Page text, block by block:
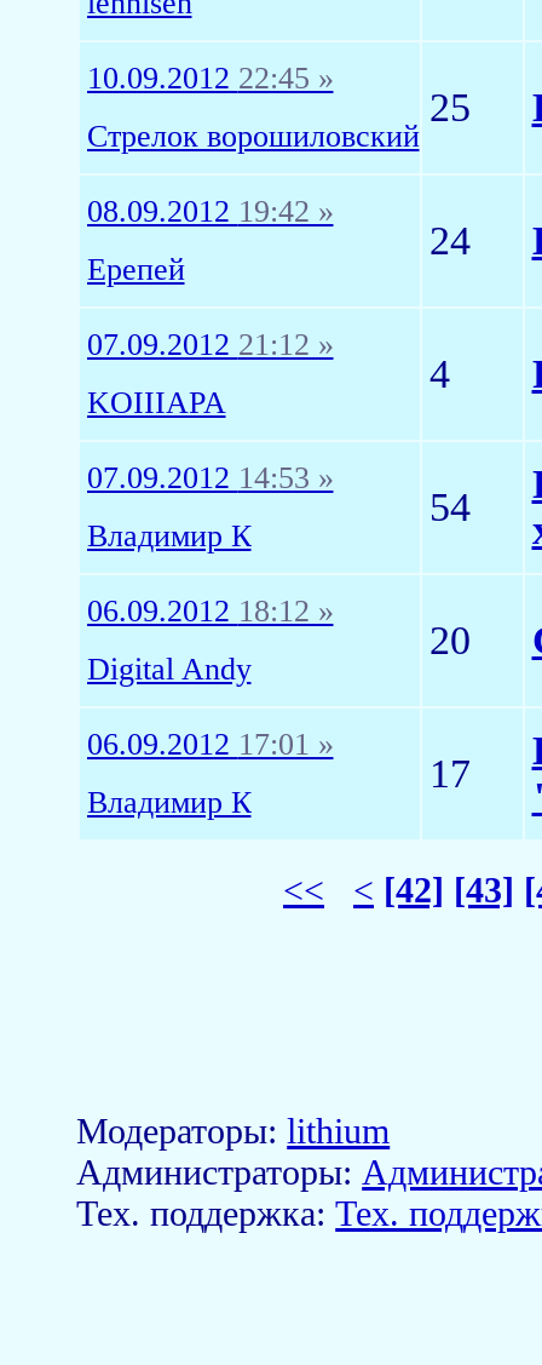
10.09.2012 22:45 »
Стрелок ворошиловский
25
08.09.2012 19:42 »
Ерепей
24
07.09.2012 21:12 »
KOIIIAPA
4
07.09.2012 14:53 »
Владимир К
54
06.09.2012 18:12 »
Digital Andy
20
06.09.2012 17:01 »
Владимир К
17
<< < [42] [43]
Модераторы:lithium
Aдминистраторы:
Тех. поддержка:Тех.